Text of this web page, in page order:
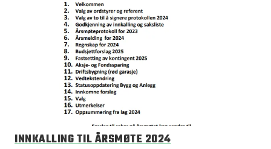
INNKALLING TIL ÅRSMØTE 2024